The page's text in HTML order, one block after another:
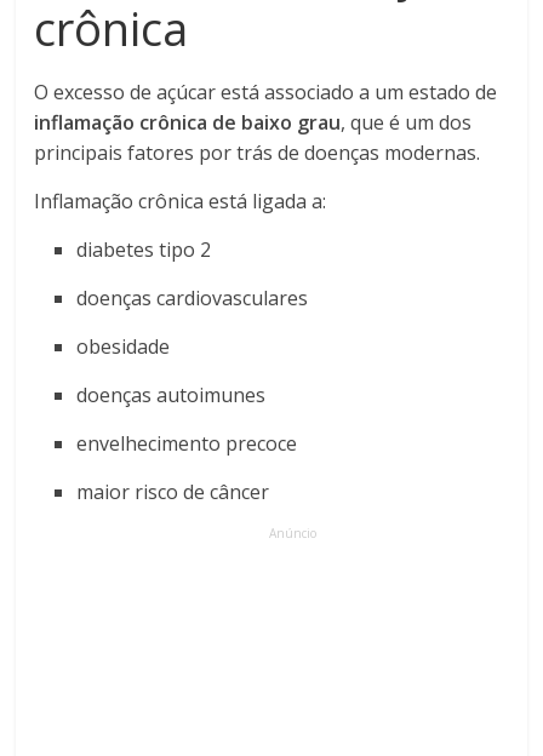
crônica
O excesso de açúcar está associado a um estado de
inflamação crônica de baixo grau, que é um dos
principais fatores por trás de doenças modernas.
Inflamação crônica está ligada a:
diabetes tipo 2
doenças cardiovasculares
obesidade
doenças autoimunes
envelhecimento precoce
maior risco de câncer
Anúncio